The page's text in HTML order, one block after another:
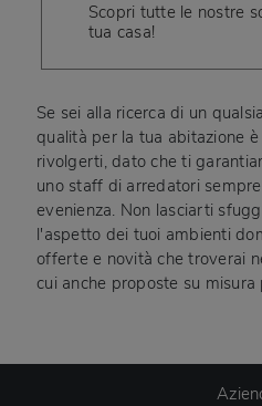
Scopri tutte le nostre
tua casa!
Se sei alla ricerca di un
qualità per la tua abitazione
rivolgerti, dato che ti
uno staff di arredatori
evenienza. Non lasciarti
l'aspetto dei tuoi ambienti
offerte e novità che troverai
cui anche proposte su